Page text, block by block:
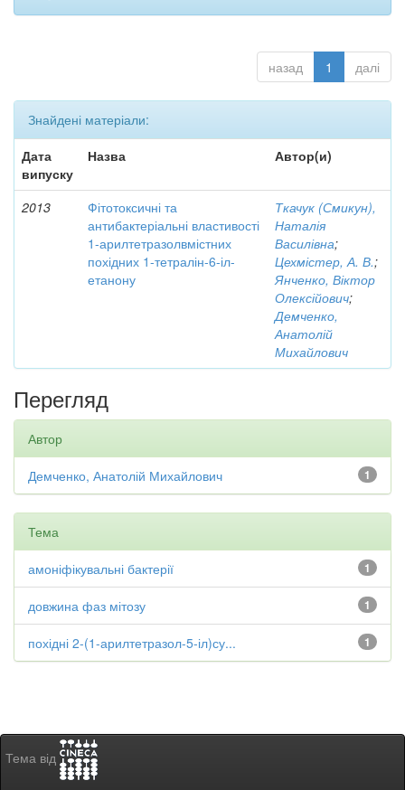
назад 1 далі
Знайдені матеріали:
Дата
випуску
Назва Автор(и)
2013
Фітотоксичні та
антибактеріальні властивості
1-арилтетразолвмістних
похідних 1-тетралін-6-іл-
етанону
Ткачук (Смикун),
Наталія
Василівна;
Цехмістер, А. В.;
Янченко, Віктор
Олексійович;
Демченко,
Анатолій
Михайлович
Перегляд
Автор
1
Демченко, Анатолій Михайлович
Тема
1
амоніфікувальні бактерії
1
довжина фаз мітозу
1
похідні 2-(1-арилтетразол-5-іл)су...
Тема від